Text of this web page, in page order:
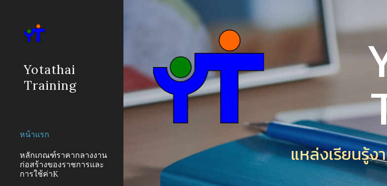
Yotathai
Training
หน้าแรก
หลักเกณฑ์ราคากลางงาน
ก่อสร้างของราชการและ
การใช้ค่าK
แหล่งเรียนรู้